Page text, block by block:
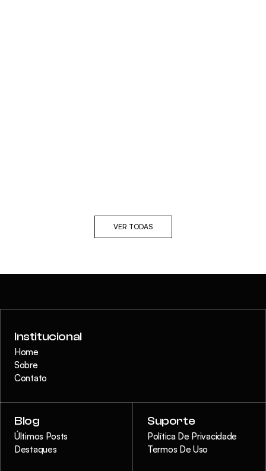
VER TODAS
Institucional
Home
Sobre
Contato
Blog
Últimos Posts
Destaques
Suporte
Política De Privacidade
Termos De Uso